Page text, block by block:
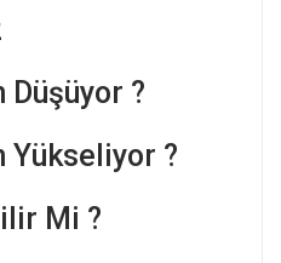
Düşüyor ?
Yükseliyor ?
Mi ?